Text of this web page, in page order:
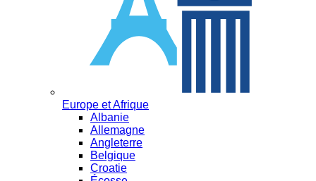
Europe et Afrique
Albanie
Allemagne
Angleterre
Belgique
Croatie